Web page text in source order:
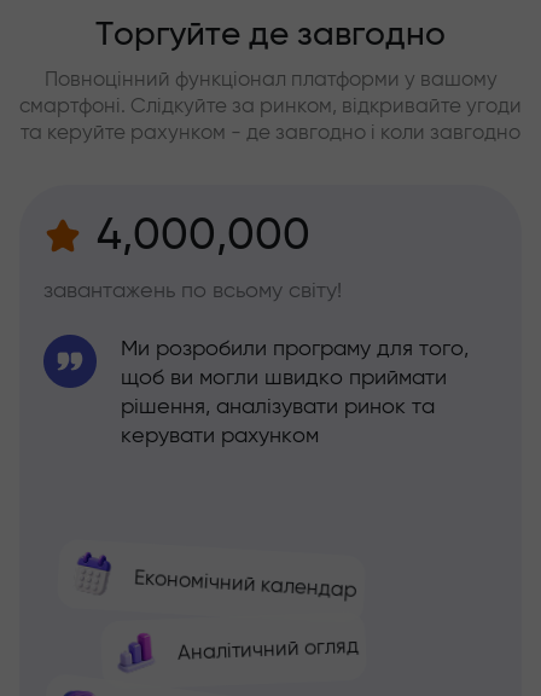
Торгуйте де завгодно
Повноцінний функціонал платформи у вашому
смартфоні. Слідкуйте за ринком, відкривайте угоди
та керуйте рахунком - де завгодно і коли завгодно
4,000,000
завантажень по всьому світу!
Економічний календар
Аналітичний огляд
Ми розробили програму для того,
щоб ви могли швидко приймати
рішення, аналізувати ринок та
керувати рахунком